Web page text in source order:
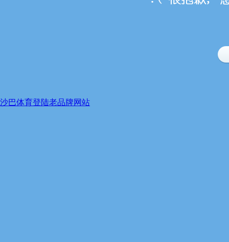
沙巴体育登陆老品牌网站